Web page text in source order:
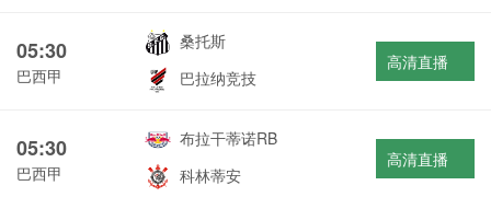
05:30
巴西甲
桑托斯
巴拉纳竞技
高清直播
05:30
巴西甲
布拉干蒂诺RB
科林蒂安
高清直播